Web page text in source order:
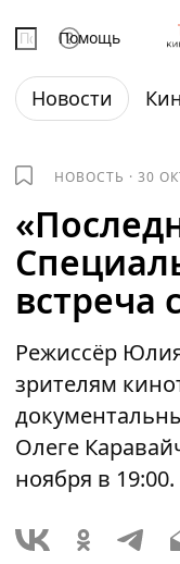
Помощь
Новости
НОВОСТЬ ·30
встреча
Режиссёр
зрителям
Олеге
ноября в 19:00.